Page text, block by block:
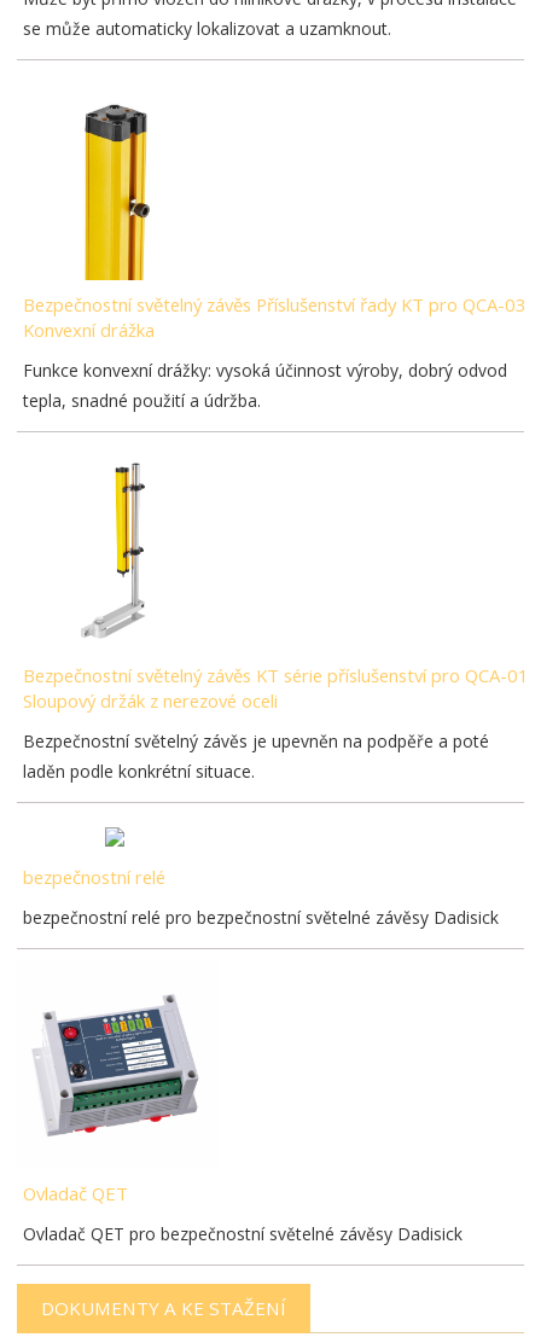
se může automaticky lokalizovat a uzamknout.
Bezpečnostní světelný závěs Příslušenství řady KT pro QCA-03-
Konvexní drážka
Funkce konvexní drážky: vysoká účinnost výroby, dobrý odvod
tepla, snadné použití a údržba.
Bezpečnostní světelný závěs KT série příslušenství pro QCA-01
Sloupový držák z nerezové oceli
Bezpečnostní světelný závěs je upevněn na podpěře a poté
laděn podle konkrétní situace.
bezpečnostní relé
bezpečnostní relé pro bezpečnostní světelné závěsy Dadisick
Ovladač QET
Ovladač QET pro bezpečnostní světelné závěsy Dadisick
DOKUMENTY A KE STAŽENÍ